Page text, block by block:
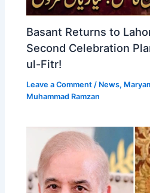
Basant Returns to
Second Celebration
ul-Fitr!
Leave a Comment / News,
Muhammad Ramzan